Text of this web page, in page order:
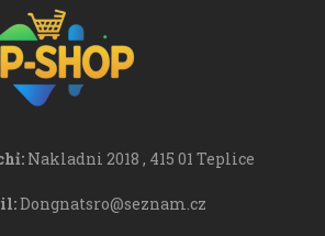
Nakladni 2018 , 415 01 Teplice
Dongnatsro@seznam.cz